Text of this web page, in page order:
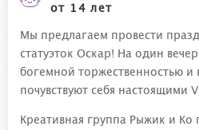
от 14 лет
Мы предлагаем провести
статуэток Оскар! На один
богемной торжественностью и
почувствуют себя настоящими
Креативная группа Рыжик и Ко